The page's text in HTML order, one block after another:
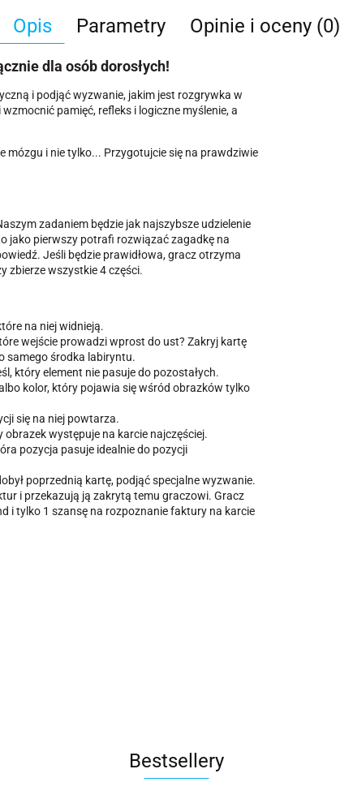
Opis Parametry Opinie i oceny (0)
dla osób dorosłych!
i podjąć wyzwanie, jakim jest rozgrywka w
pamięć, refleks i logiczne myślenie, a
mózgu i nie tylko... Przygotujcie się na prawdziwie
zadaniem będzie jak najszybsze udzielenie
jako pierwszy potrafi rozwiązać zagadkę na
Jeśli będzie prawidłowa, gracz otrzyma
zbierze wszystkie 4 części.
na niej widnieją.
wejście prowadzi wprost do ust? Zakryj kartę
samego środka labiryntu.
który element nie pasuje do pozostałych.
kolor, który pojawia się wśród obrazków tylko
się na niej powtarza.
obrazek występuje na karcie najczęściej.
pozycja pasuje idealnie do pozycji
poprzednią kartę, podjąć specjalne wyzwanie.
i przekazują ją zakrytą temu graczowi. Gracz
i tylko 1 szansę na rozpoznanie faktury na karcie
Bestsellery